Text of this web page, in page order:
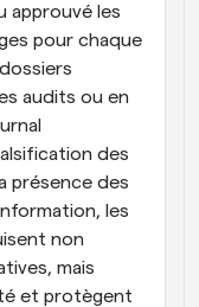
approuvé les
pour chaque
audits ou en
des
présence des
les
non
mais
et protègent